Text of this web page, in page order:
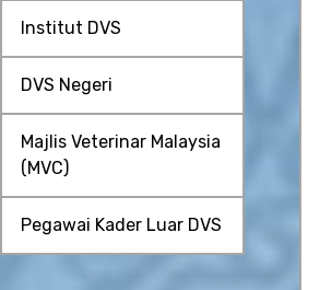
Institut DVS
DVS Negeri
Majlis Veterinar Malaysia
(MVC)
Pegawai Kader Luar DVS